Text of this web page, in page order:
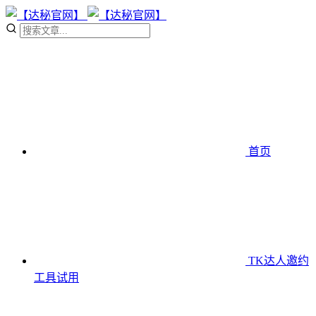
首页
TK达人邀约
工具试用